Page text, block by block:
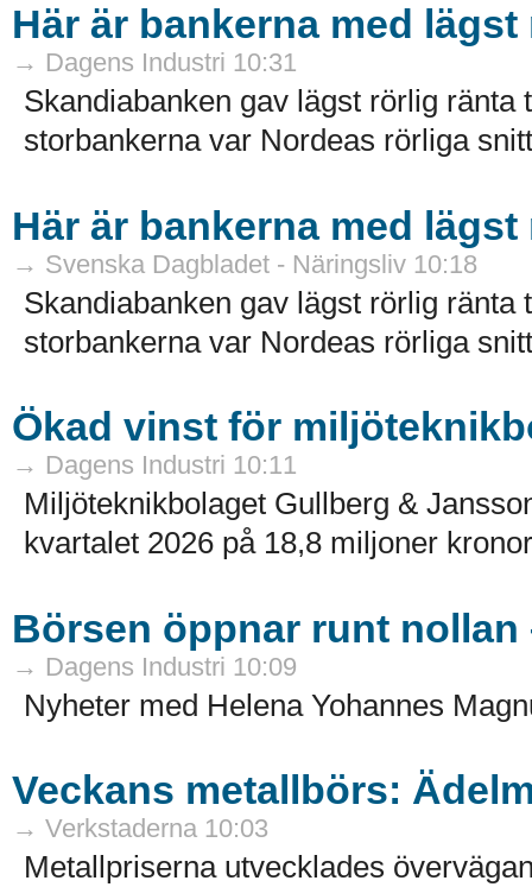
Här är bankerna med
→ Dagens Industri 10:31
Skandiabanken gav lägst rörlig
storbankerna var Nordeas rörliga
Här är bankerna med
→ Svenska Dagbladet - Näringsliv 10:18
Skandiabanken gav lägst rörlig
storbankerna var Nordeas rörliga
Ökad vinst för
→ Dagens Industri 10:11
Miljöteknikbolaget Gullberg &
kvartalet 2026 på 18,8 miljoner
Börsen öppnar runt nollan
→ Dagens Industri 10:09
Nyheter med Helena Yohannes
Veckans metallbörs:
→ Verkstaderna 10:03
Metallpriserna utvecklades